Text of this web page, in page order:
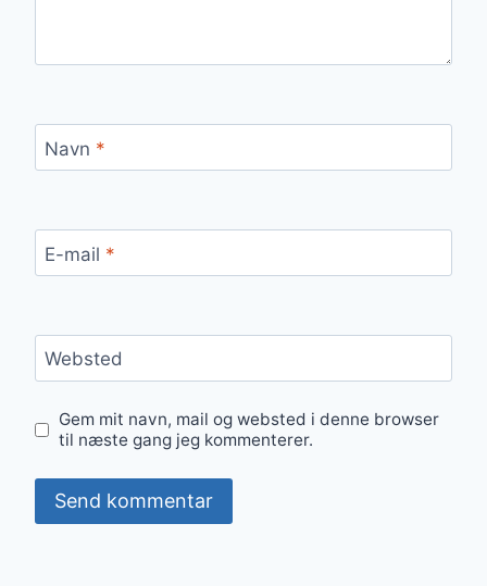
Navn *
E-mail *
Websted
Gem mit navn, mail og websted i denne browser
til næste gang jeg kommenterer.